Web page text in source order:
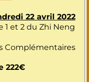
22 avril 2022
1 et 2 du Zhi Neng
Complémentaires
222€